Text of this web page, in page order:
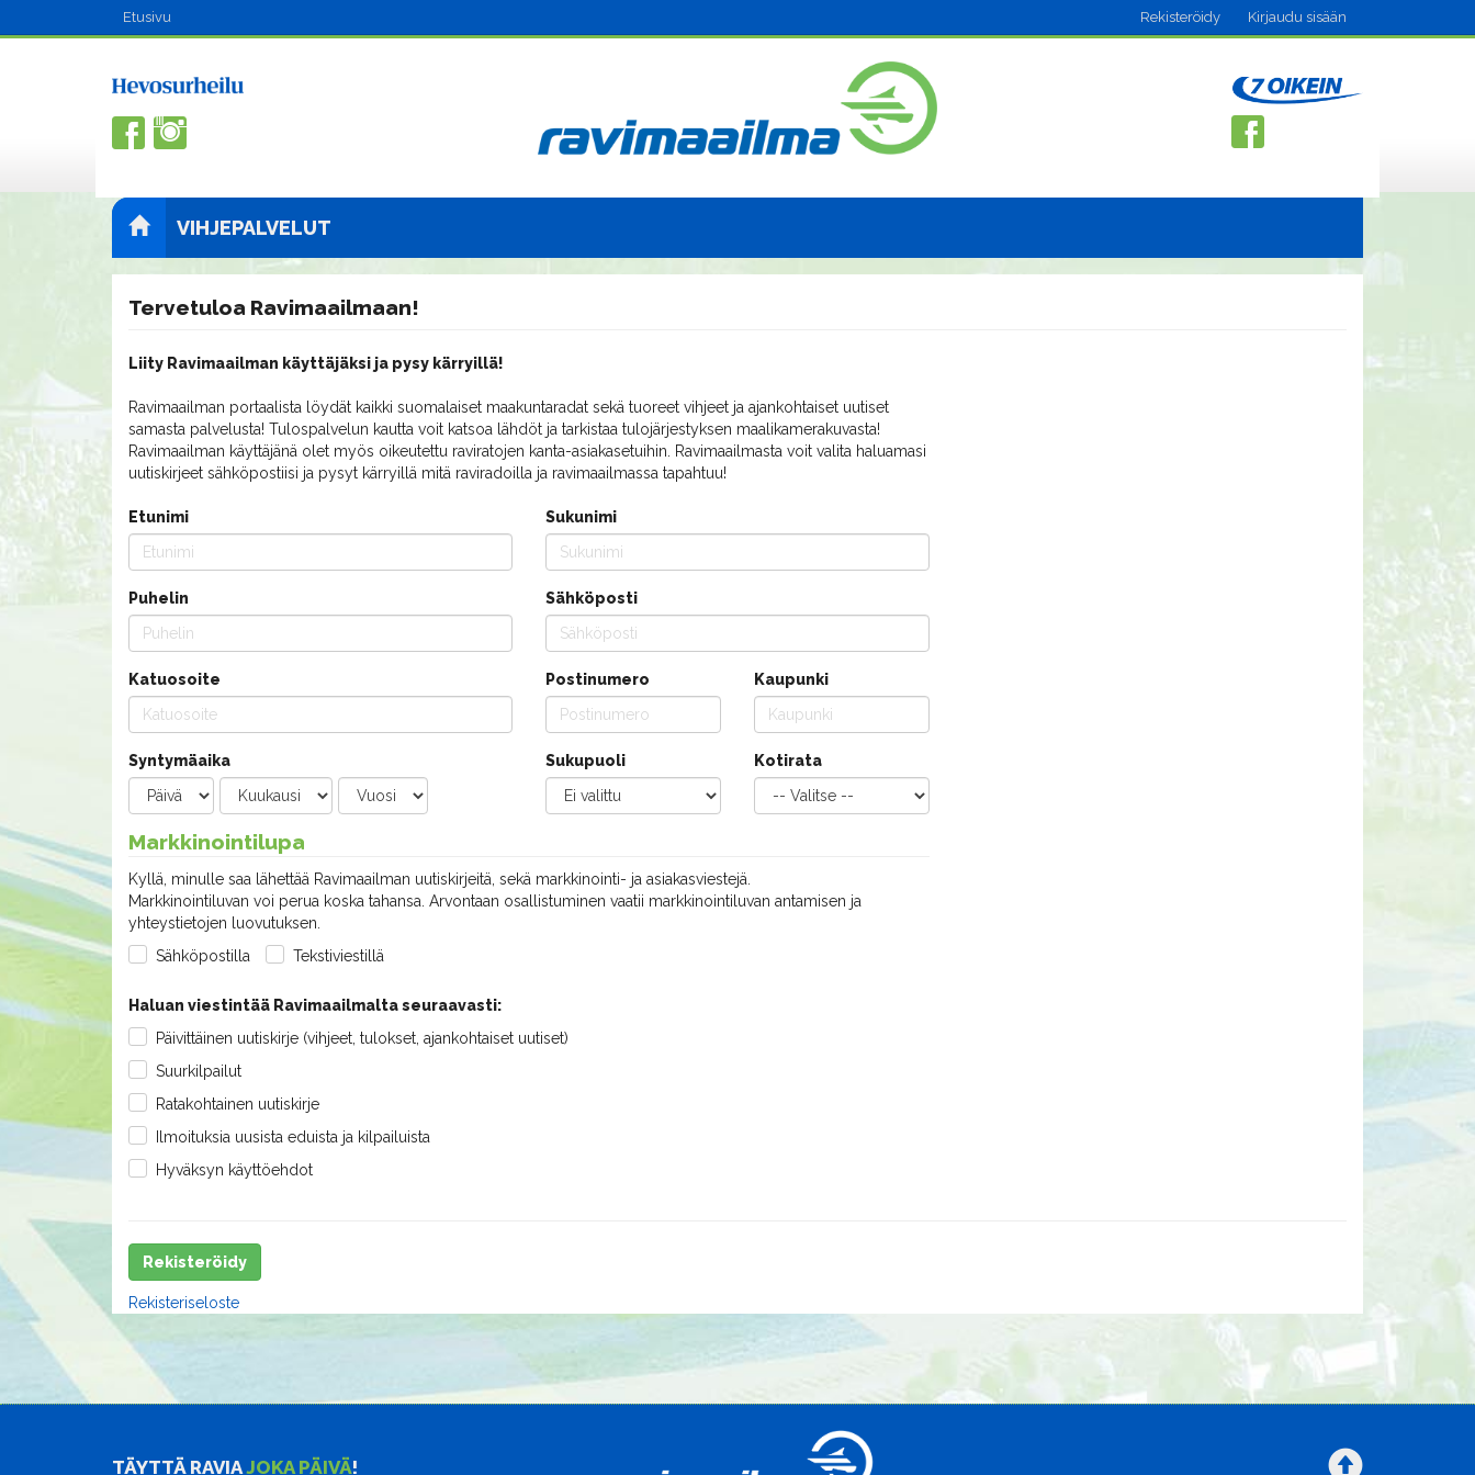
Etusivu Rekisteröidy Kirjaudu sisään
VIHJEPALVELUT
Tervetuloa Ravimaailmaan!
Liity Ravimaailman käyttäjäksi ja pysy kärryillä!
Ravimaailman portaalista löydät kaikki suomalaiset maakuntaradat sekä tuoreet vihjeet ja ajankohtaiset uutiset
samasta palvelusta! Tulospalvelun kautta voit katsoa lähdöt ja tarkistaa tulojärjestyksen maalikamerakuvasta!
Ravimaailman käyttäjänä olet myös oikeutettu raviratojen kanta-asiakasetuihin. Ravimaailmasta voit valita haluamasi
uutiskirjeet sähköpostiisi ja pysyt kärryillä mitä raviradoilla ja ravimaailmassa tapahtuu!
Etunimi Sukunimi
Puhelin Sähköposti
Katuosoite Postinumero Kaupunki
Syntymäaika Sukupuoli Kotirata
Markkinointilupa
Kyllä, minulle saa lähettää Ravimaailman uutiskirjeitä, sekä markkinointi- ja asiakasviestejä.
Markkinointiluvan voi perua koska tahansa. Arvontaan osallistuminen vaatii markkinointiluvan antamisen ja
yhteystietojen luovutuksen.
Sähköpostilla
Tekstiviestillä
Haluan viestintää Ravimaailmalta seuraavasti:
Päivittäinen uutiskirje (vihjeet, tulokset, ajankohtaiset uutiset)
Suurkilpailut
Ratakohtainen uutiskirje
Ilmoituksia uusista eduista ja kilpailuista
Hyväksyn käyttöehdot
Rekisteröidy
Rekisteriseloste
TÄYTTÄ RAVIAJOKA PÄIVÄ!